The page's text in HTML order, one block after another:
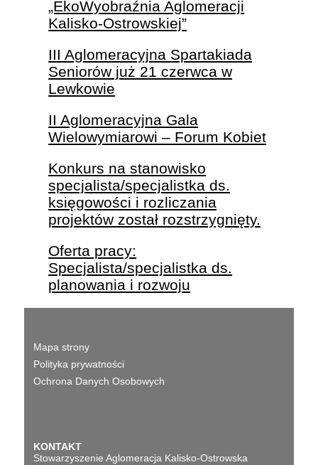
„EkoWyobraźnia Aglomeracji
Kalisko-Ostrowskiej”
III Aglomeracyjna Spartakiada
Seniorów już 21 czerwca w
Lewkowie
II Aglomeracyjna Gala
Wielowymiarowi – Forum Kobiet
Konkurs na stanowisko
specjalista/specjalistka ds.
księgowości i rozliczania
projektów został rozstrzygnięty.
Oferta pracy:
Specjalista/specjalistka ds.
planowania i rozwoju
Mapa strony
Polityka prywatności
Ochrona Danych Osobowych
KONTAKT
Stowarzyszenie Aglomeracja Kalisko-Ostrowska